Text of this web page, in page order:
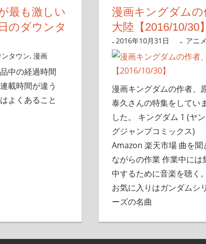
最も激しい
のダウンタ
タウン, 漫画
中の経過時間
載時間が違う
よくあること
漫画キングダムの
大陸【2016/10/30】
2016年10月31日 アニ
漫画キングダムの作者、
泰久さんの特集をしてい
した。 キングダム 1 (ヤン
グジャンプコミックス)
Amazon 楽天市場 曲を聞
ながらの作業 作業中には
中するために音楽を聴く。
お気に入りはガンダムシリ
ーズの名曲